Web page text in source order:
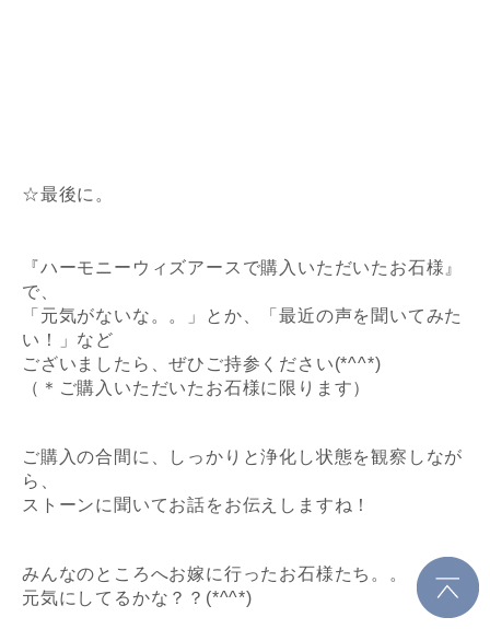
☆最後に。
『ハーモニーウィズアースで購入いただいたお石様』
で、
「元気がないな。。」とか、「最近の声を聞いてみた
い！」など
ございましたら、ぜひご持参ください(*^^*)
（＊ご購入いただいたお石様に限ります）
ご購入の合間に、しっかりと浄化し状態を観察しなが
ら、
ストーンに聞いてお話をお伝えしますね！
みんなのところへお嫁に行ったお石様たち。。
元気にしてるかな？？(*^^*)